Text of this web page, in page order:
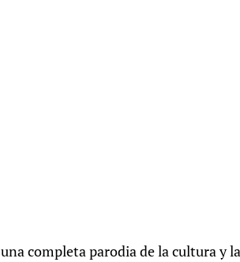
completa parodia de la cultura y la